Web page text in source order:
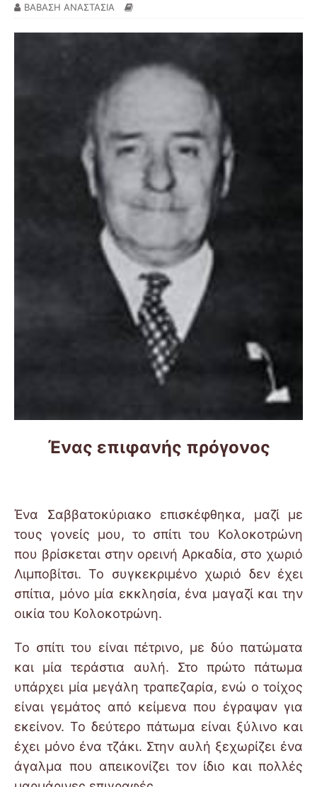
ΒΑΒΑΣΗ ΑΝΑΣΤΑΣΙΑ
Ένας επιφανής πρόγονος
Ένα Σαββατοκύριακο επισκέφθηκα, μαζί με
τους γονείς μου, το σπίτι του Κολοκοτρώνη
που βρίσκεται στην ορεινή Αρκαδία, στο χωριό
Λιμποβίτσι. Το συγκεκριμένο χωριό δεν έχει
σπίτια, μόνο μία εκκλησία, ένα μαγαζί και την
οικία του Κολοκοτρώνη.
Το σπίτι του είναι πέτρινο, με δύο πατώματα
και μία τεράστια αυλή. Στο πρώτο πάτωμα
υπάρχει μία μεγάλη τραπεζαρία, ενώ ο τοίχος
είναι γεμάτος από κείμενα που έγραψαν για
εκείνον. Το δεύτερο πάτωμα είναι ξύλινο και
έχει μόνο ένα τζάκι. Στην αυλή ξεχωρίζει ένα
άγαλμα που απεικονίζει τον ίδιο και πολλές